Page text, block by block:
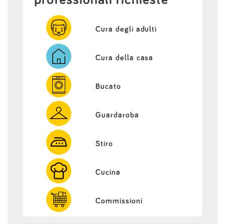
Cura degli adulti
Cura della casa
Bucato
Guardaroba
Stiro
Cucina
Commissioni